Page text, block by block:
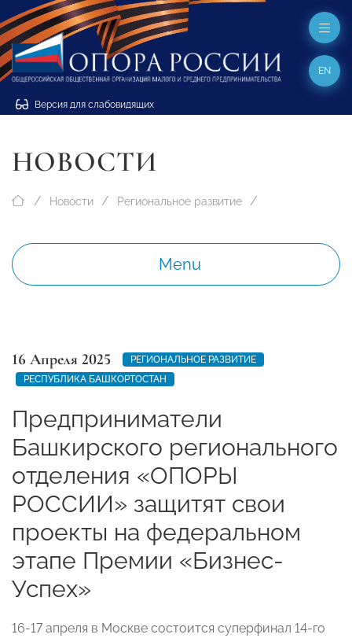
Версия для слабовидящих
EN
НОВОСТИ
Новости Региональное развитие
Menu
16 Апреля 2025
РЕГИОНАЛЬНОЕ РАЗВИТИЕ
РЕСПУБЛИКА БАШКОРТОСТАН
Предприниматели
Башкирского регионального
отделения «ОПОРЫ
РОССИИ» защитят свои
проекты на федеральном
этапе Премии «Бизнес-
Успех»
16-17 апреля в Москве состоится суперфинал 14-го